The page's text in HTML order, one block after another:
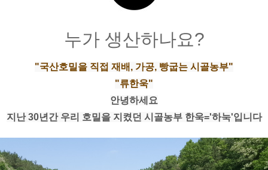
누가 생산하나요?
"국산호밀을 직접 재배, 가공, 빵굽는 시골농부"
"류한욱"
안녕하세요
지난 30년간 우리 호밀을 지켰던 시골농부 한욱='하눅'입니다